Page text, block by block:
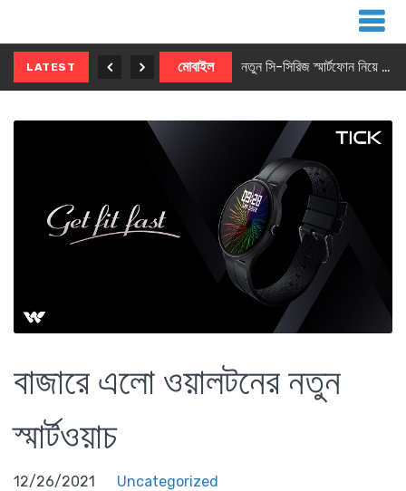
LATEST মোবাইল নতুন সি-সিরিজ স্মার্টফোন নিয়ে আসছে রিয়েলমি
বাজারে এলো ওয়ালটনের নতুন
স্মার্টওয়াচ
12/26/2021 Uncategorized